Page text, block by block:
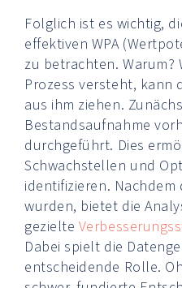
Folglich ist es wichtig,
effektiven WPA
zu betrachten. Warum?
Prozess versteht, kann
aus ihm ziehen.
Bestandsaufnahme
durchgeführt. Dies
Schwachstellen und
identifizieren.
wurden, bietet die
gezielte
Dabei spielt die
entscheidende Rolle.